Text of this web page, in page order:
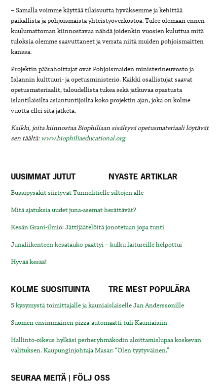
– Samalla voimme käyttää tilaisuutta hyväksemme ja kehittää
paikallista ja pohjoismaista yhteistyöverkostoa. Tulee olemaan ennen
kuulumattoman kiinnostavaa nähdä joidenkin vuosien kuluttua mitä
tuloksia olemme saavuttaneet ja verrata niitä muiden pohjoismaitten
kanssa.
Projektin päärahoittajat ovat Pohjoismaiden ministerineuvosto ja
Islannin kulttuuri- ja opetusministeriö. Kaikki osallistujat saavat
opetusmateriaalit, taloudellista tukea sekä jatkuvaa opastusta
islantilaisilta asiantuntijoilta koko projektin ajan, joka on kolme
vuotta ellei sitä jatketa.
Kaikki, joita kiinnostaa Biophiliaan sisältyvä opetusmateriaali löytävät
sen täältä:www.biophiliaeducational.org
UUSIMMAT JUTUT NYASTE ARTIKLAR
Bussipysäkit siirtyvät Tunnelitielle siltojen alle
Mitä ajatuksia uudet juna-asemat herättävät?
Kesän Grani-ilmiö: Jättijäätelöitä jonotetaan jopa tunti
Junaliikenteen kesätauko päättyi – kulku laitureille helpottui
Hyvää kesää!
KOLME SUOSITUINTA TRE MEST POPULÄRA
5 kysymystä toimittajalle ja kauniaislaiselle Jan Anderssonille
Suomen ensimmäinen pizza-automaatti tuli Kauniaisiin
Hallinto-oikeus hylkäsi perheryhmäkodin aloittamislupaa koskevan
valituksen. Kaupunginjohtaja Masar: “Olen tyytyväinen.”
SEURAA MEITÄ | FÖLJ OSS